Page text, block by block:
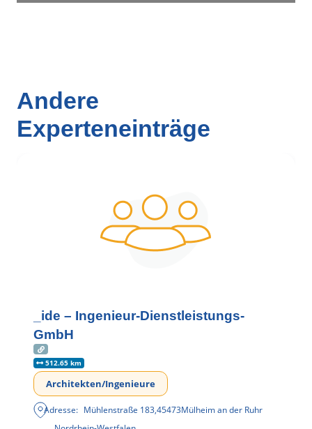
Andere
Experteneinträge
_ide – Ingenieur-Dienstleistungs-
GmbH
512.65 km
Architekten/Ingenieure
Adresse: Mühlenstraße 183,45473Mülheim an der Ruhr